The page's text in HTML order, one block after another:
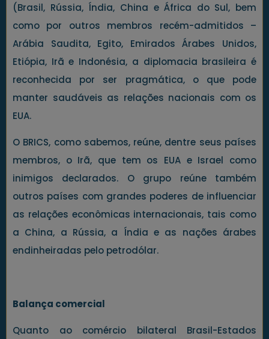
(Brasil, Rússia, Índia, China e África do Sul, bem
como por outros membros recém-admitidos –
Arábia Saudita, Egito, Emirados Árabes Unidos,
Etiópia, Irã e Indonésia, a diplomacia brasileira é
reconhecida por ser pragmática, o que pode
manter saudáveis as relações nacionais com os
EUA.
O BRICS, como sabemos, reúne, dentre seus países
membros, o Irã, que tem os EUA e Israel como
inimigos declarados. O grupo reúne também
outros países com grandes poderes de influenciar
as relações econômicas internacionais, tais como
a China, a Rússia, a Índia e as nações árabes
endinheiradas pelo petrodólar.
Balança comercial
Quanto ao comércio bilateral Brasil-Estados